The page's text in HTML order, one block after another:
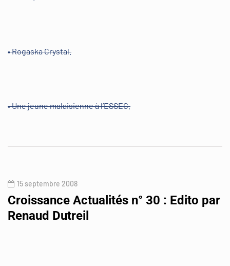
• Rogaska Crystal.
• Une jeune malaisienne à l’ESSEC.
15 septembre 2008
Croissance Actualités n° 30 : Edito par
Renaud Dutreil